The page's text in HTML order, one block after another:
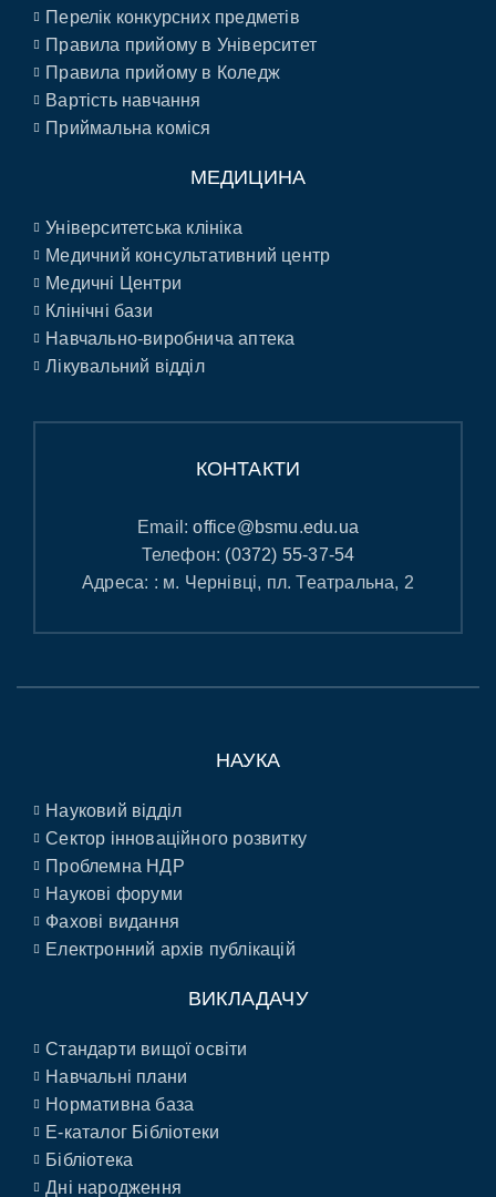
Перелік конкурсних предметів
Правила прийому в Університет
Правила прийому в Коледж
Вартість навчання
Приймальна коміся
МЕДИЦИНА
Університетська клініка
Медичний консультативний центр
Медичні Центри
Клінічні бази
Навчально-виробнича аптека
Лікувальний відділ
КОНТАКТИ
Email:office@bsmu.edu.ua
Телефон: (0372) 55-37-54
Адреса: : м. Чернівці, пл. Театральна, 2
НАУКА
Науковий відділ
Сектор інноваційного розвитку
Проблемна НДР
Наукові форуми
Фахові видання
Електронний архів публікацій
ВИКЛАДАЧУ
Стандарти вищої освіти
Навчальні плани
Нормативна база
E-каталог Бібліотеки
Бібліотека
Дні народження